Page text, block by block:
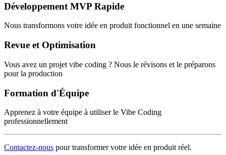
Développement MVP Rapide
Nous transformons votre idée en produit fonctionnel en une semaine
Revue et Optimisation
Vous avez un projet vibe coding ? Nous le révisons et le préparons
pour la production
Formation d'Équipe
Apprenez à votre équipe à utiliser le Vibe Coding
professionnellement
Contactez-nous pour transformer votre idée en produit réel.